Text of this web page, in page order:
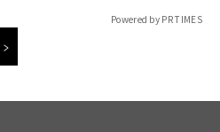
Powered by PR TIMES